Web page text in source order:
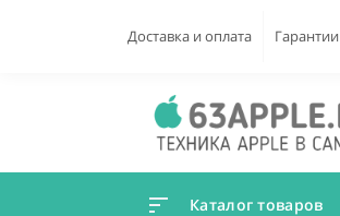
Доставка и оплата Гарантии
Каталог товаров